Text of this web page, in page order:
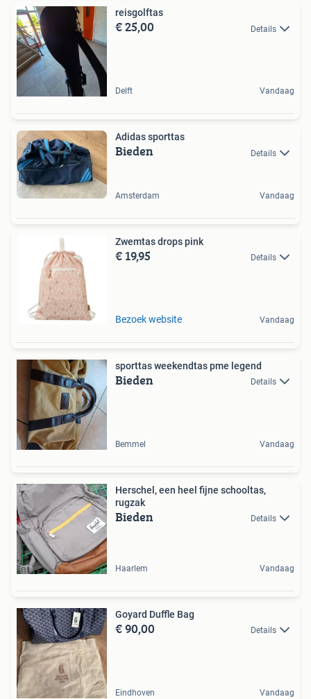
reisgolftas
€ 25,00 Details
Delft Vandaag
Adidas sporttas
Bieden Details
Amsterdam Vandaag
Zwemtas drops pink
€ 19,95 Details
Bezoek website Vandaag
sporttas weekendtas pme legend
Bieden Details
Bemmel Vandaag
Herschel, een heel fijne schooltas,
rugzak
Bieden Details
Haarlem Vandaag
Goyard Duffle Bag
€ 90,00 Details
Eindhoven Vandaag